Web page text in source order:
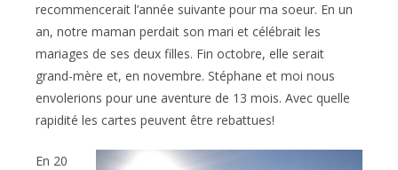
recommencerait l’année suivante pour ma soeur. En un
an, notre maman perdait son mari et célébrait les
mariages de ses deux filles. Fin octobre, elle serait
grand-mère et, en novembre. Stéphane et moi nous
envolerions pour une aventure de 13 mois. Avec quelle
rapidité les cartes peuvent être rebattues!
En 20